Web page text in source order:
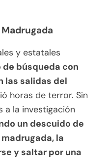
Madrugada
y estatales
búsqueda con
las salidas del
horas de terror. Sin
a la investigación
un descuido de
la
y saltar por una